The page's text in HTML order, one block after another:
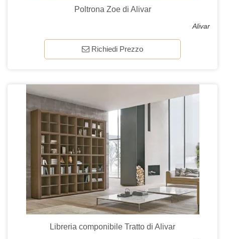
Poltrona Zoe di Alivar
Alivar
Richiedi Prezzo
Libreria componibile Tratto di Alivar